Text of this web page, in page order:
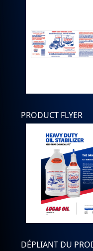
PRODUCT FLYER
DÉPLIANT DU